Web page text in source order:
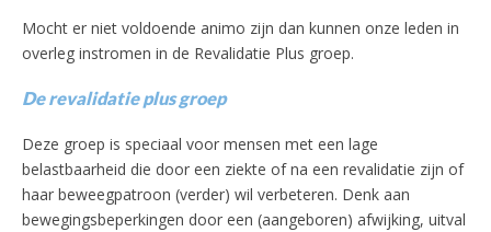
Mocht er niet voldoende animo zijn dan kunnen onze leden in
overleg instromen in de Revalidatie Plus groep.
De revalidatie plus groep
Deze groep is speciaal voor mensen met een lage
belastbaarheid die door een ziekte of na een revalidatie zijn of
haar beweegpatroon (verder) wil verbeteren. Denk aan
bewegingsbeperkingen door een (aangeboren) afwijking, uitval